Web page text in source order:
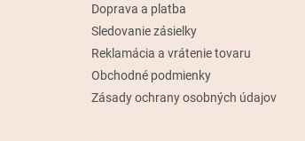
Doprava a platba
Sledovanie zásielky
Reklamácia a vrátenie tovaru
Obchodné podmienky
Zásady ochrany osobných údajov